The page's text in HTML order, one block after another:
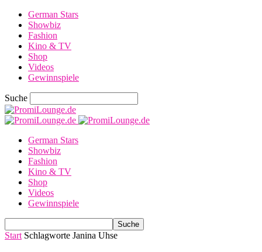
German Stars
Showbiz
Fashion
Kino & TV
Shop
Videos
Gewinnspiele
Suche
German Stars
Showbiz
Fashion
Kino & TV
Shop
Videos
Gewinnspiele
Start Schlagworte Janina Uhse